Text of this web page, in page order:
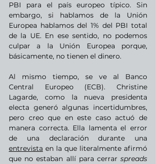
PBI para el país europeo típico. Sin
embargo, si hablamos de la Unión
Europea hablamos del 1% del PBI total
de la UE. En ese sentido, no podemos
culpar a la Unión Europea porque,
básicamente, no tienen el dinero.
Al mismo tiempo, se ve al Banco
Central Europeo (ECB). Christine
Lagarde, como la nueva presidenta
electa generó algunas incertidumbres,
pero creo que en este caso actuó de
manera correcta. Ella lamenta el error
de una declaración durante una
entrevista en la que literalmente afirmó
que no estaban allí para cerrar spreads